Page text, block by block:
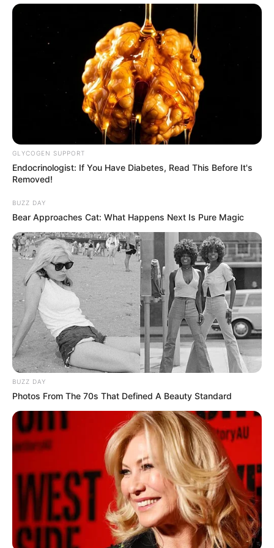
ΘΑ ΕΙΝΑΙ ΒΙΒΛΙΚΟ ΕΙΠΕ Η ΠΑΟΥΕΛ ΜΙΛΩΝΤΑΣ ΣΕ
ΚΑΝΑΛΙ ΣΤΙΣ ΗΠΑ……. ΑΝΕΦΕΡΕ ΠΩΣ ΟΙ ΤΟΠΙΚΟΙ
ΔΙΚΑΣΤΕΣ ΚΑΘΕ ΠΟΛΙΤΕΙΑΣ ΔΡΟΥΝ ΚΑΤΩ ΑΠΟ ΕΙΔΙΚΕΣ
ΣΥΝΘΗΚΕΣ………
GLYCOGEN SUPPORT
Endocrinologist: If You Have Diabetes, Read This Before It's
Removed!
BUZZ DAY
Bear Approaches Cat: What Happens Next Is Pure Magic
BUZZ DAY
Photos From The 70s That Defined A Beauty Standard